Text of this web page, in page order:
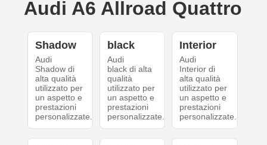
Audi A6 Allroad Quattro
Shadow
Audi
Shadow di
alta qualità
utilizzato per
un aspetto e
prestazioni
personalizzate.
black
Audi
black di alta
qualità
utilizzato per
un aspetto e
prestazioni
personalizzate.
Interior
Audi
Interior di
alta qualità
utilizzato per
un aspetto e
prestazioni
personalizzate.